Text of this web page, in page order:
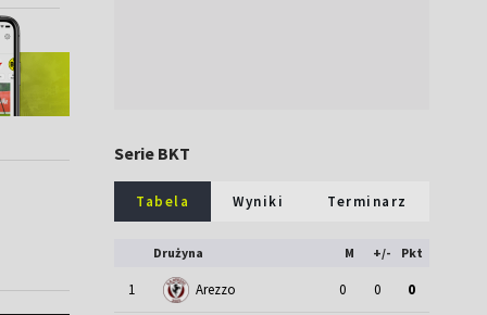
Serie BKT
Tabela Wyniki Terminarz
Drużyna M +/- Pkt
1 Arezzo 0 0 0